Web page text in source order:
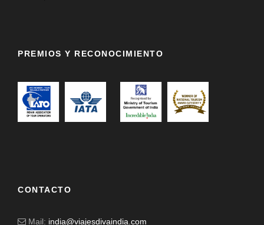
PREMIOS Y RECONOCIMIENTO
CONTACTO
Mail: india@viajesdivaindia.com